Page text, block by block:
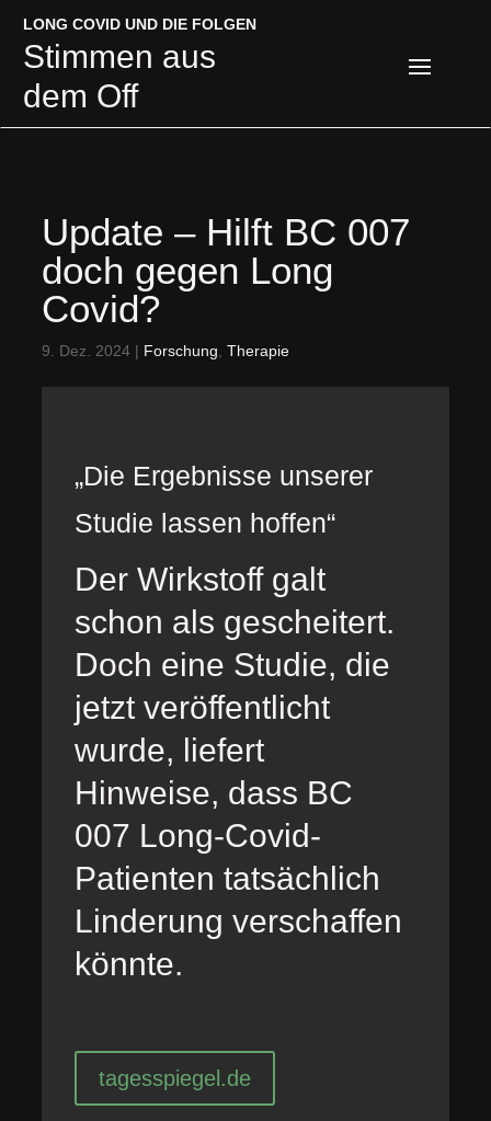
LONG COVID UND DIE FOLGEN
Stimmen aus
dem Off
LONG COVID UND DIE FOLGEN
Stimmen aus
dem Off
Update – Hilft BC 007
doch gegen Long
Covid?
9. Dez. 2024| Forschung Therapie
„Die Ergebnisse unserer
Studie lassen hoffen“
Der Wirkstoff galt
schon als gescheitert.
Doch eine Studie, die
jetzt veröffentlicht
wurde, liefert
Hinweise, dass BC
007 Long-Covid-
Patienten tatsächlich
Linderung verschaffen
könnte.
tagesspiegel.de